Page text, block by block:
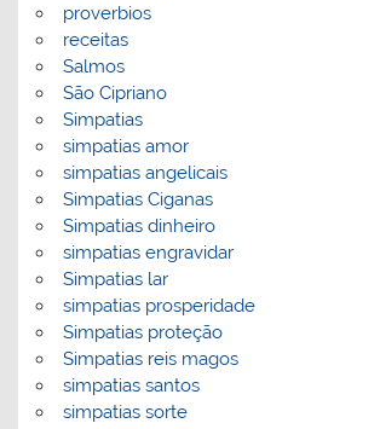
proverbios
receitas
Salmos
São Cipriano
Simpatias
simpatias amor
simpatias angelicais
Simpatias Ciganas
Simpatias dinheiro
simpatias engravidar
Simpatias lar
simpatias prosperidade
Simpatias proteção
Simpatias reis magos
simpatias santos
simpatias sorte